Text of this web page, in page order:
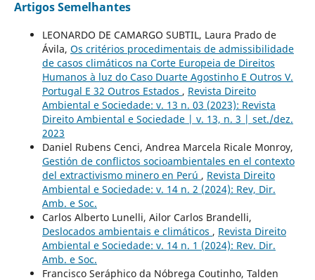
Artigos Semelhantes
LEONARDO DE CAMARGO SUBTIL, Laura Prado de
Ávila, Os critérios procedimentais de admissibilidade
de casos climáticos na Corte Europeia de Direitos
Humanos à luz do Caso Duarte Agostinho E Outros V.
Portugal E 32 Outros Estados , Revista Direito
Ambiental e Sociedade: v. 13 n. 03 (2023): Revista
Direito Ambiental e Sociedade | v. 13, n. 3 | set./dez.
2023
Daniel Rubens Cenci, Andrea Marcela Ricale Monroy,
Gestión de conflictos socioambientales en el contexto
del extractivismo minero en Perú , Revista Direito
Ambiental e Sociedade: v. 14 n. 2 (2024): Rev, Dir.
Amb. e Soc.
Carlos Alberto Lunelli, Ailor Carlos Brandelli,
Deslocados ambientais e climáticos , Revista Direito
Ambiental e Sociedade: v. 14 n. 1 (2024): Rev. Dir.
Amb. e Soc.
Francisco Seráphico da Nóbrega Coutinho, Talden